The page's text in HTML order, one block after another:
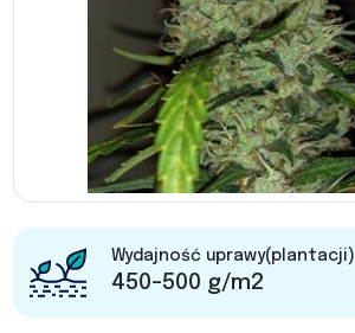
Wydajność uprawy(plantacji)
450-500 g/m2